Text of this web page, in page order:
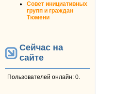
Совет инициативных
групп и граждан
Тюмени
Сейчас на
сайте
Пользователей онлайн: 0.